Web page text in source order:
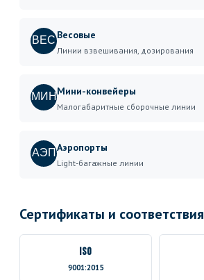
ВЕС Весовые
Линии взвешивания, дозирования
МИНМини-конвейеры
Малогабаритные сборочные линии
АЭПАэропорты
Light-багажные линии
Сертификаты и соответствия
ISO
9001:2015